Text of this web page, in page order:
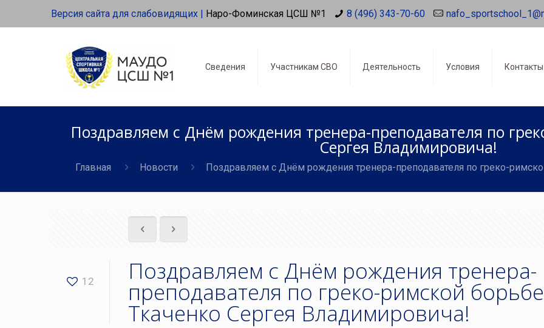
Версия сайта для слабовидящих | Наро-Фоминская ЦСШ №1 8 (496) 343-70-60
Сведения Участникам СВО Деятельность Условия Контакты
Поздравляем с Днём рождения тренера-преподавателя по
Сергея Владимировича!
Главная Новости Поздравляем с Днём рождения тренера-преподавателя по греко-
12 Поздравляем с Днём рождения тренера-
преподавателя по греко-римской борьбе
Ткаченко Сергея Владимировича!